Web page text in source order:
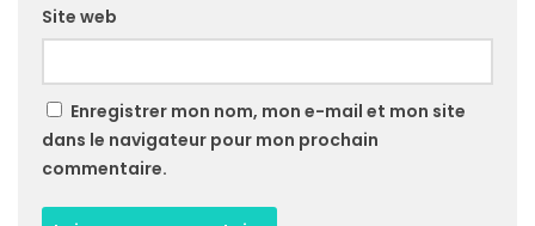
Site web
Enregistrer mon nom, mon e-mail et mon site
dans le navigateur pour mon prochain
commentaire.